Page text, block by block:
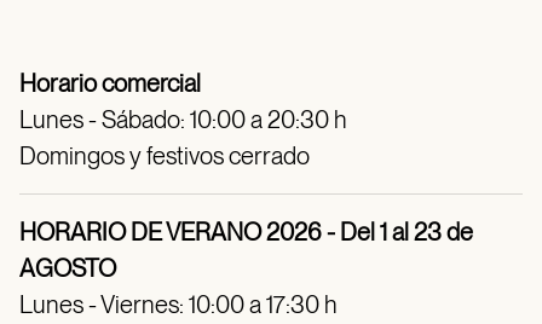
Horario comercial
Lunes - Sábado: 10:00 a 20:30 h
Domingos y festivos cerrado
HORARIO DE VERANO 2026 - Del 1 al 23 de
AGOSTO
Lunes - Viernes: 10:00 a 17:30 h